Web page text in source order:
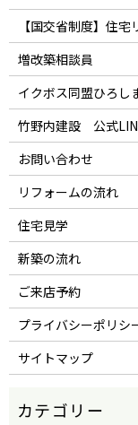
【国交省制度】住
増改築相談員
イクボス同盟ひろし
竹野内建設 公式
お問い合わせ
リフォームの流れ
住宅見学
新築の流れ
ご来店予約
プライバシーポリシ
サイトマップ